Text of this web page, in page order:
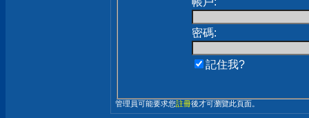
密碼:
記住我?
管理員可能要求您註冊後才可瀏覽此頁面。